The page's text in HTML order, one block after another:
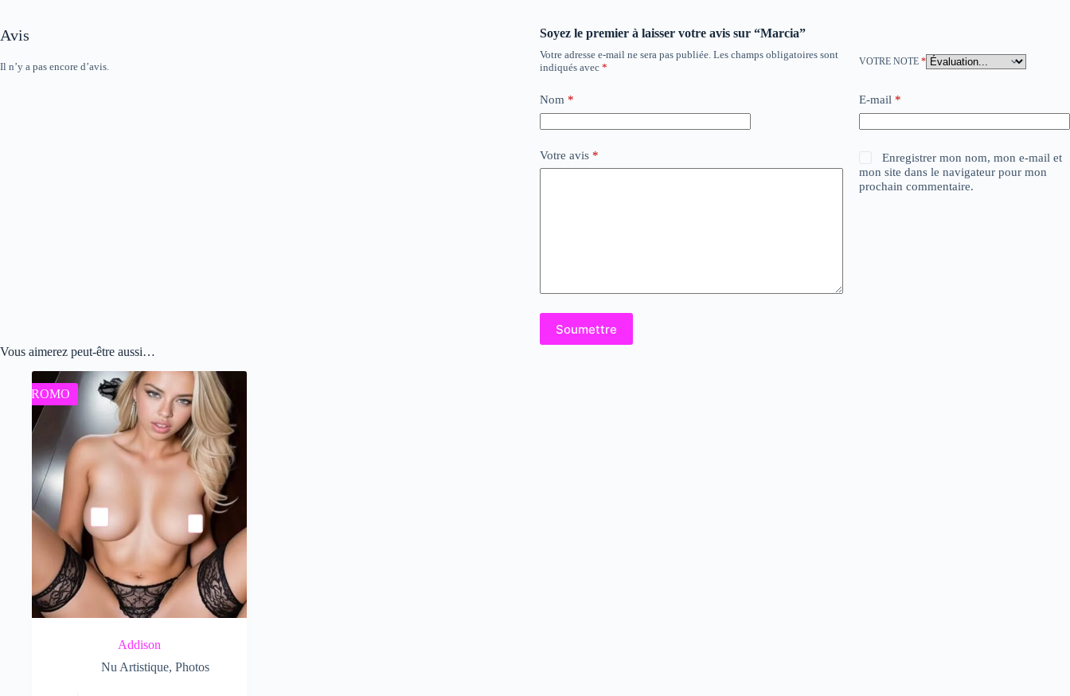
Avis
Il n’y a pas encore d’avis.
Soyez le premier à laisser votre avis sur “Marcia”
Votre adresse e-mail ne sera pas publiée. Les champs obligatoires sont
indiqués avec *
VOTRE NOTE *
Nom * E-mail *
Votre avis *
Enregistrer mon nom, mon e-mail et
mon site dans le navigateur pour mon
prochain commentaire.
Soumettre
Vous aimerez peut-être aussi…
PROMO
Addison
Nu Artistique, Photos